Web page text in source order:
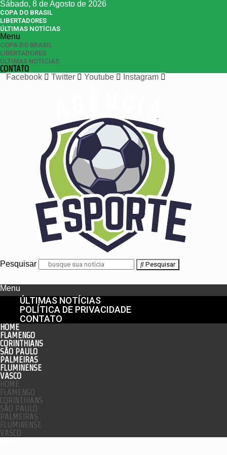
Sábado, 8 de Agosto de 2026
COPA DO BRASIL
LIBERTADORES
ÚLTIMAS NOTÍCIAS
Menu
COPA DO BRASIL
LIBERTADORES
ÚLTIMAS NOTÍCIAS
CONTATO
Facebook
Twitter Youtube Instagram
Pesquisar Pesquisar
Menu
ÚLTIMAS NOTÍCIAS
POLÍTICA DE PRIVACIDADE
CONTATO
HOME
FLAMENGO
CORINTHIANS
SÃO PAULO
PALMEIRAS
FLUMINENSE
VASCO
HOME
FLAMENGO
CORINTHIANS
SÃO PAULO
PALMEIRAS
FLUMINENSE
VASCO